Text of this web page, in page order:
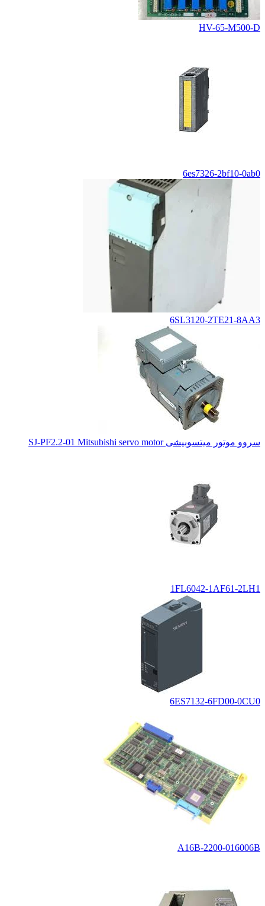
HV-65-M500-D
6es7326-2bf10-0ab0
6SL3120-2TE21-8AA3
سروو موتور میتسوبیشی SJ-PF2.2-01 Mitsubishi servo motor
1FL6042-1AF61-2LH1
6ES7132-6FD00-0CU0
A16B-2200-016006B